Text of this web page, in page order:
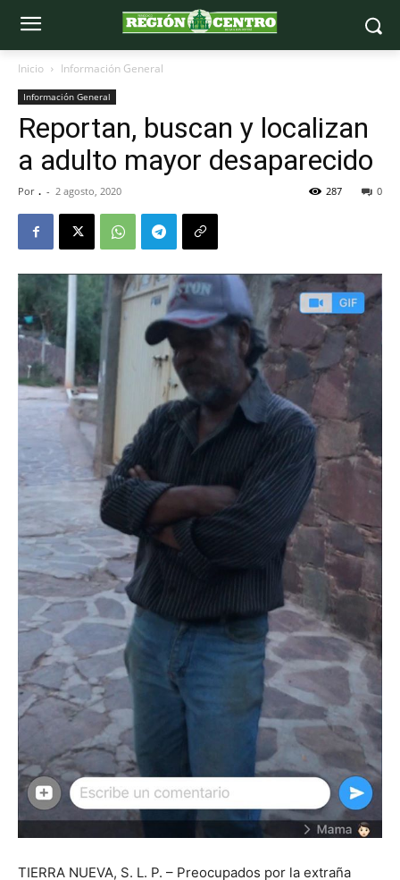
Inicio Información General
Información General
Reportan, buscan y localizan
a adulto mayor desaparecido
Por . - 2 agosto, 2020 0
287
TIERRA NUEVA, S. L. P. – Preocupados por la extraña